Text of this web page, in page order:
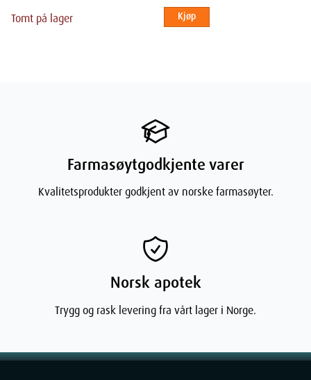
Tomt på lager Kjøp
Farmasøytgodkjente varer
Kvalitetsprodukter godkjent av norske farmasøyter.
Norsk apotek
Trygg og rask levering fra vårt lager i Norge.